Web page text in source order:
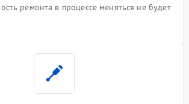
ремонта в процессе меняться не будет